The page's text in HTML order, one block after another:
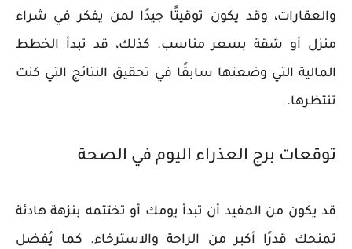
والعقارات، وقد يكون توقيتًا جيدًا لمن يفكر في شراء
منزل أو شقة بسعر مناسب. كذلك، قد تبدأ الخطط
المالية التي وضعتها سابقًا في تحقيق النتائج التي كنت
تنتظرها.
توقعات برج العذراء اليوم في الصحة
قد يكون من المفيد أن تبدأ يومك أو تختتمه بنزهة هادئة
تمنحك قدرًا أكبر من الراحة والاسترخاء. كما يُفضل